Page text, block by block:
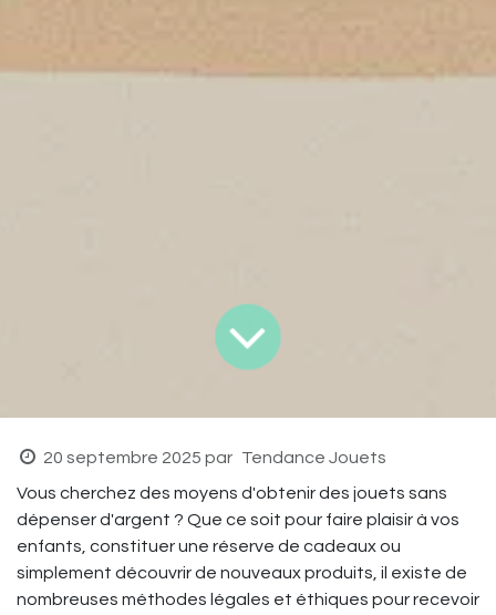
20 septembre 2025 par Tendance Jouets
Vous cherchez des moyens d'obtenir des jouets sans
dépenser d'argent ? Que ce soit pour faire plaisir à vos
enfants, constituer une réserve de cadeaux ou
simplement découvrir de nouveaux produits, il existe de
nombreuses méthodes légales et éthiques pour recevoir